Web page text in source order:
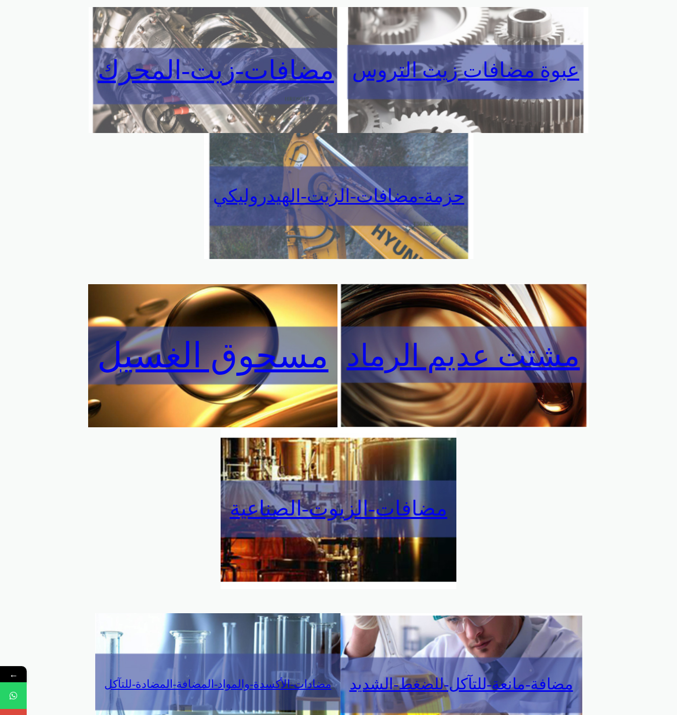
عبوة مضافات زيت التروس مضافات-زيت-المحرك
حزمة-مضافات-الزيت-الهيدروليكي
مشتت عديم الرماد مسحوق الغسيل
مضافات-الزيوت-الصناعية
مضافة-مانعة-للتآكل-للضغط-الشديد مضادات-الأكسدة-والمواد-المضافة-المضادة-للتآكل
←